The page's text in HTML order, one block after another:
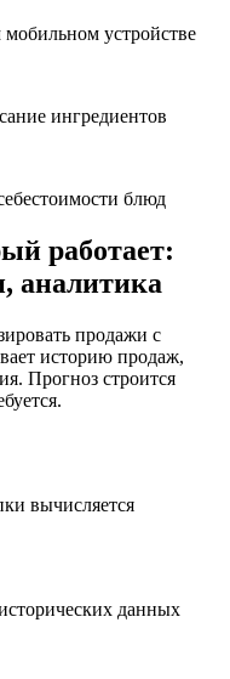
устройстве
ингредиентов
блюд
работает:
аналитика
продажи с
историю продаж,
Прогноз строится
вычисляется
данных